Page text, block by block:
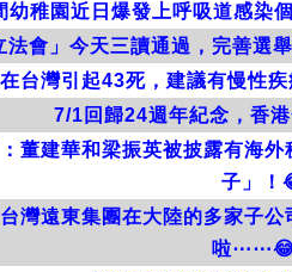
幼稚園近日爆發上呼吸道感染
法會」今天三讀通過，完善選
台灣引起43死，建議有慢性
7/1回歸24週年紀念，香港
董建華和梁振英被披露有海
子」！
灣遠東集團在大陸的多家子
啦⋯⋯😂